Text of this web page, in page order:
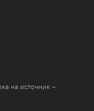
на источник –